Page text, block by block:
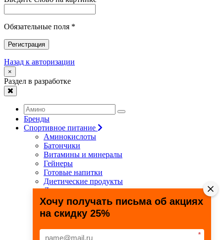
Обязательные поля *
Регистрация
Назад к авторизации
×
Раздел в разработке
Бренды
Спортивное питание
Аминокислоты
Батончики
Витамины и минералы
Гейнеры
Готовые напитки
Диетические продукты
Для связок и суставов
Жиросжигатели
Здоровье и долголетие
Креатин
Специальные препараты
Хочу получать письма об акциях
на скидку 25%
*